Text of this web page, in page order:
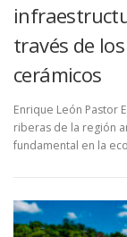
través de
cerámicos
Enrique León Pastor
riberas de la región
fundamental en la